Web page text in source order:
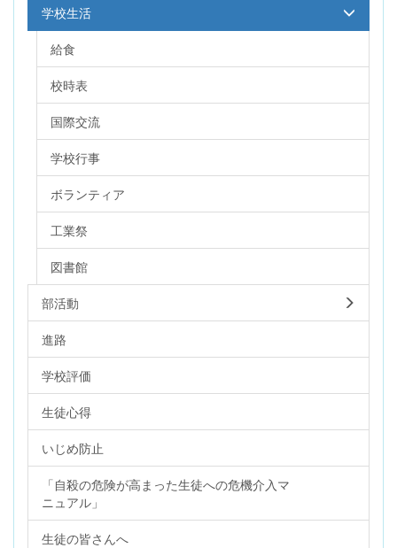
学校生活
給食
校時表
国際交流
学校行事
ボランティア
工業祭
図書館
部活動
進路
学校評価
生徒心得
いじめ防止
「自殺の危険が高まった生徒への危機介入マ
ニュアル」
生徒の皆さんへ